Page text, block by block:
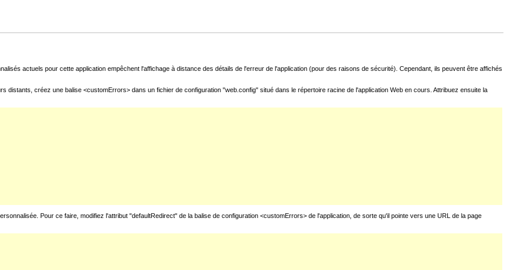
actuels pour cette application empêchent l'affichage à distance des détails de l'erreur de l'application (pour des raisons de sécurité). Cependant, ils peuvent être affichés
créez une balise <customErrors> dans un fichier de configuration "web.config" situé dans le répertoire racine de l'application Web en cours. Attribuez ensuite la
Pour ce faire, modifiez l'attribut "defaultRedirect" de la balise de configuration <customErrors> de l'application, de sorte qu'il pointe vers une URL de la page